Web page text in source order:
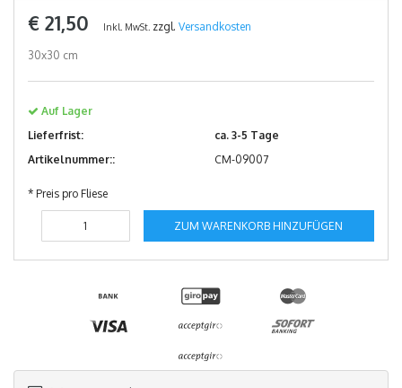
€ 21,50 Inkl. MwSt. zzgl. Versandkosten
30x30 cm
Auf Lager
Lieferfrist:
ca. 3-5 Tage
Artikelnummer::
CM-09007
* Preis pro Fliese
ZUM WARENKORB HINZUFÜGEN